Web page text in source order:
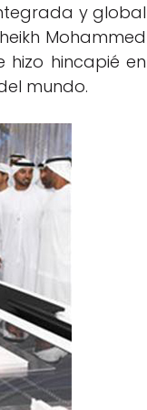
y global
Mohammed
hizo hincapié en
mundo.